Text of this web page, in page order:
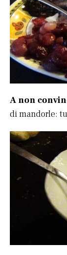
A non
di mandorle: